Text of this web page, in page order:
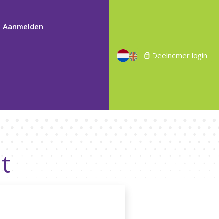
Aanmelden
Deelnemer login